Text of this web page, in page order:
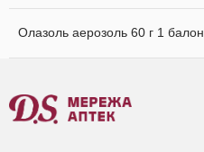
Олазоль аерозоль 60 г 1 балон